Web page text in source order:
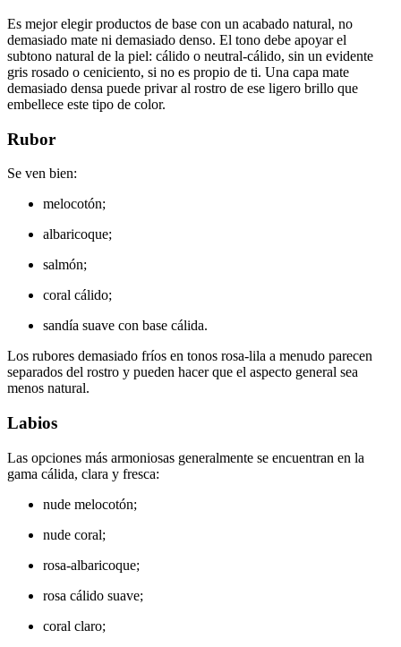
Es mejor elegir productos de base con un acabado natural, no
demasiado mate ni demasiado denso. El tono debe apoyar el
subtono natural de la piel: cálido o neutral-cálido, sin un evidente
gris rosado o ceniciento, si no es propio de ti. Una capa mate
demasiado densa puede privar al rostro de ese ligero brillo que
embellece este tipo de color.
Rubor
Se ven bien:
melocotón;
albaricoque;
salmón;
coral cálido;
sandía suave con base cálida.
Los rubores demasiado fríos en tonos rosa-lila a menudo parecen
separados del rostro y pueden hacer que el aspecto general sea
menos natural.
Labios
Las opciones más armoniosas generalmente se encuentran en la
gama cálida, clara y fresca:
nude melocotón;
nude coral;
rosa-albaricoque;
rosa cálido suave;
coral claro;